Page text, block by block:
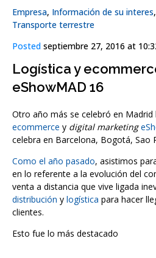
Empresa, Información de su interes,
Transporte terrestre
Posted septiembre 27, 2016 at
Logística y
eShowMAD 16
Otro año más se celebró en
ecommerce y digital marketing
celebra en Barcelona, Bogotá, Sao
Como el año pasado, asistimos
en lo referente a la evolución del
venta a distancia que vive ligada
distribución y logística para hacer
clientes.
Esto fue lo más destacado